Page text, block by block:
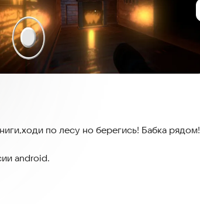
по лесу но берегись! Бабка рядом!
android.